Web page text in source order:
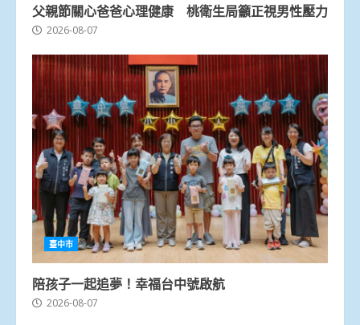
父親節關心爸爸心理健康 桃衛生局籲正視男性壓力
2026-08-07
臺中市
陪孩子一起追夢！幸福台中號啟航
2026-08-07